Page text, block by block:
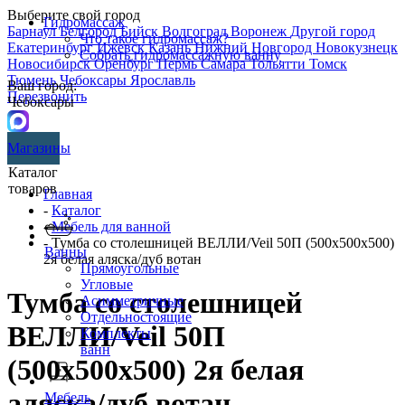
Выберите свой город
БарнаулБелгородБийск ВолгоградВоронеж Другой город
ЕкатеринбургИжевскКазаньНижний Новгород Новокузнецк
НовосибирскОренбургПермьСамараТольятти Томск
ТюменьЧебоксары Ярославль
Перезвонить
Гидромассаж
Что такое гидромассаж?
Собрать гидромассажную ванну
Ваш город:
Чебоксары
Магазины
Каталог
товаров
Ванны
Прямоугольные
Угловые
Асимметричные
Отдельностоящие
Комплекты
ванн
Мебель
Главная
- Каталог
-Мебель для ванной
- Тумба со столешницей ВЕЛЛИ/Veil 50П (500х500х500)
2я белая аляска/дуб вотан
Тумба со столешницей
ВЕЛЛИ/Veil 50П
(500х500х500) 2я белая